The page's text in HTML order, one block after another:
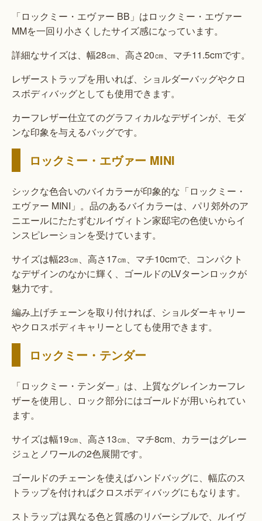
「ロックミー・エヴァー BB」はロックミー・エヴァー
MMを一回り小さくしたサイズ感になっています。
詳細なサイズは、幅28㎝、高さ20㎝、マチ11.5cmです。
レザーストラップを用いれば、ショルダーバッグやクロ
スボディバッグとしても使用できます。
カーフレザー仕立てのグラフィカルなデザインが、モダ
ンな印象を与えるバッグです。
ロックミー・エヴァー MINI
シックな色合いのバイカラーが印象的な「ロックミー・
エヴァー MINI」。品のあるバイカラーは、パリ郊外のア
ニエールにたたずむルイヴィトン家邸宅の色使いからイ
ンスピレーションを受けています。
サイズは幅23㎝、高さ17㎝、マチ10cmで、コンパクト
なデザインのなかに輝く、ゴールドのLVターンロックが
魅力です。
編み上げチェーンを取り付ければ、ショルダーキャリー
やクロスボディキャリーとしても使用できます。
ロックミー・テンダー
「ロックミー・テンダー」は、上質なグレインカーフレ
ザーを使用し、ロック部分にはゴールドが用いられてい
ます。
サイズは幅19㎝、高さ13㎝、マチ8cm、カラーはグレー
ジュとノワールの2色展開です。
ゴールドのチェーンを使えばハンドバッグに、幅広のス
トラップを付ければクロスボディバッグにもなります。
ストラップは異なる色と質感のリバーシブルで、ルイヴ